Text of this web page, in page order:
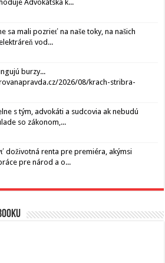
Advokátska k...
sa mali pozrieť na naše toky, na našich
vod...
burzy...
2026/08/krach-stribra-
s tým, advokáti a sudcovia ak nebudú
so zákonom,...
doživotná renta pre premiéra, akýmsi
pre národ a o...